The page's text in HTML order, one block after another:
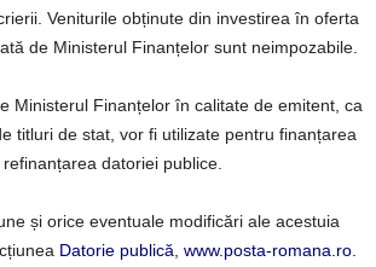
Veniturile obținute din investirea în oferta
de Ministerul Finanțelor sunt neimpozabile.
Ministerul Finanțelor în calitate de emitent, ca
titluri de stat, vor fi utilizate pentru finanțarea
datoriei publice.
și orice eventuale modificări ale acestuia
Datorie publică www.posta-romana.ro.